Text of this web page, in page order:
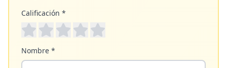
Calificación *
Nombre *